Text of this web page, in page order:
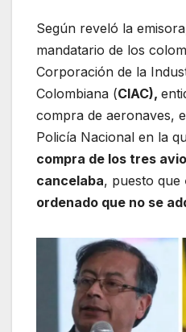
Según reveló la
mandatario de los
Corporación de la
Colombiana (CIAC),
compra de aeronaves,
Policía Nacional en la
compra de los tres
cancelaba, puesto que
ordenado que no se